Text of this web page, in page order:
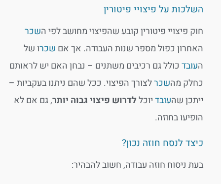
השלכות על פיצויי פיטורין
חוק פיצויי פיטורין קובע שהפיצוי מחושב לפי השכר
האחרון כפול מספר שנות העבודה. אך אםשכרו של
העובדכולל גם רכיבים משתנים – נבחן האם יש לראותם
כחלק מהשכרלצורך הפיצוי. ככל שהם ניתנו בעקביות –
ייתכן שהעובדיוכללדרוש פיצוי גבוה יותר, גם אם לא
הופיעו בחוזה.
כיצד לנסח חוזה נכון?
בעת ניסוח חוזה עבודה, חשוב להבהיר: